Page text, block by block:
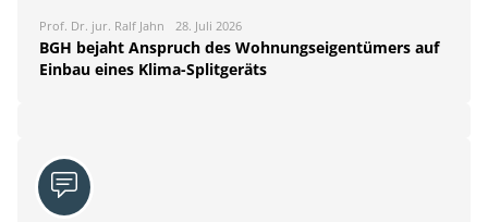
Prof. Dr. jur. Ralf Jahn 28. Juli 2026
BGH bejaht Anspruch des Wohnungseigentümers auf
Einbau eines Klima-Splitgeräts